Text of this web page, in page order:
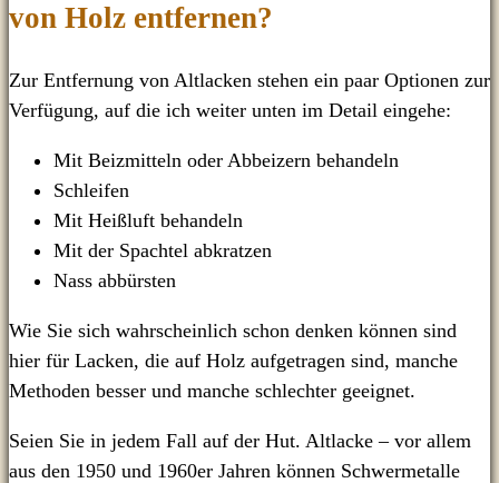
von Holz entfernen?
Zur Entfernung von Altlacken stehen ein paar Optionen zur
Verfügung, auf die ich weiter unten im Detail eingehe:
Mit Beizmitteln oder Abbeizern behandeln
Schleifen
Mit Heißluft behandeln
Mit der Spachtel abkratzen
Nass abbürsten
Wie Sie sich wahrscheinlich schon denken können sind
hier für Lacken, die auf Holz aufgetragen sind, manche
Methoden besser und manche schlechter geeignet.
Seien Sie in jedem Fall auf der Hut. Altlacke – vor allem
aus den 1950 und 1960er Jahren können Schwermetalle